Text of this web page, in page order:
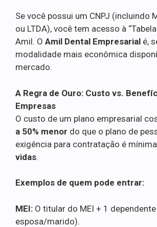
Se você possui um CNPJ (incluindo
ou LTDA), você tem acesso à
Amil. O Amil Dental Empresarial é,
modalidade mais econômica
mercado.
A Regra de Ouro: Custo vs.
Empresas
O custo de um plano empresarial
a 50% menor do que o plano de
exigência para contratação é
vidas.
Exemplos de quem pode entrar:
MEI: O titular do MEI + 1
esposa/marido).